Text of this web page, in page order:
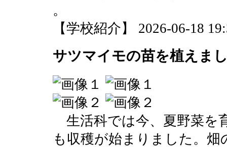
。
【学校紹介】 2026-06-18
サツマイモの苗を植えま
生活科では今、夏野菜を
も収穫が始まりました。